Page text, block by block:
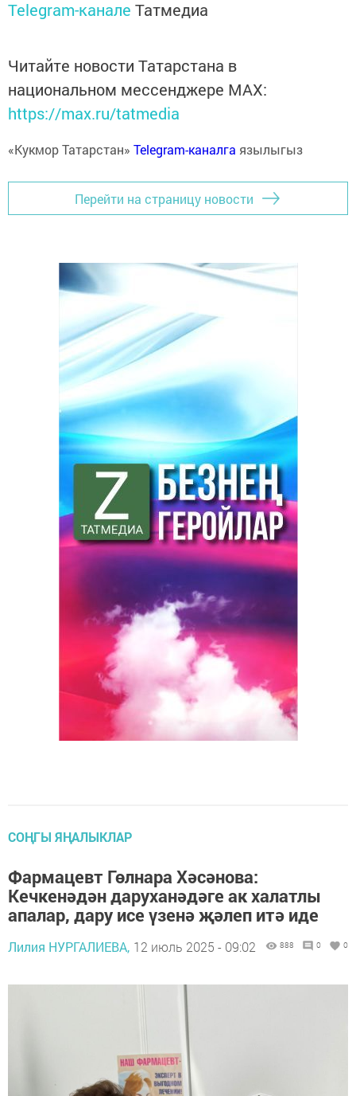
Telegram-канале Татмедиа
Читайте новости Татарстана в
национальном мессенджере MАХ:
https://max.ru/tatmedia
«Кукмор Татарстан» Telegram-каналга язылыгыз
Перейти на страницу новости
СОҢГЫ ЯҢАЛЫКЛАР
Фармацевт Гөлнара Хәсәнова:
Кечкенәдән даруханәдәге ак халатлы
апалар, дару исе үзенә җәлеп итә иде
Лилия НУРГАЛИЕВА, 12 июль 2025 - 09:02 888 0 0